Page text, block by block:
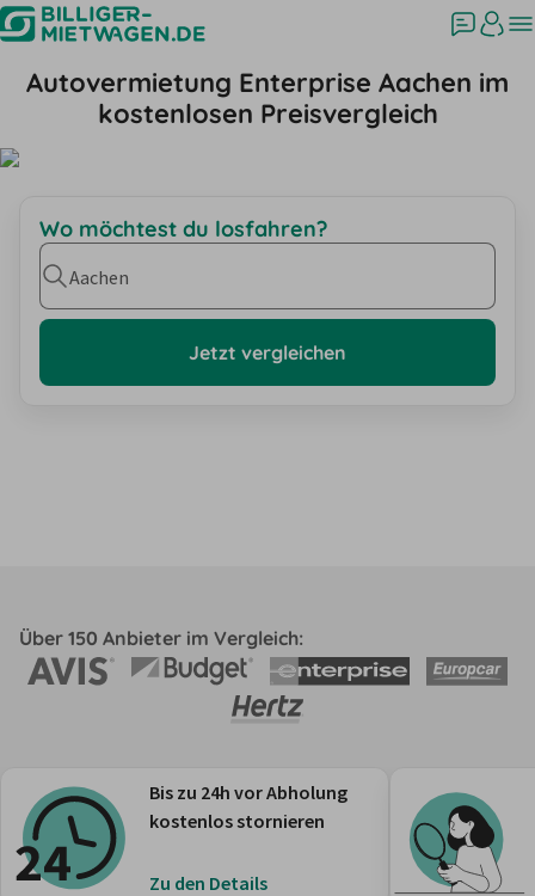
Autovermietung Enterprise Aachen im
kostenlosen Preisvergleich
Wo möchtest du losfahren?
Aachen
Jetzt vergleichen
Über 150 Anbieter im Vergleich:
Bis zu 24h vor Abholung
kostenlos stornieren
Zu den Details